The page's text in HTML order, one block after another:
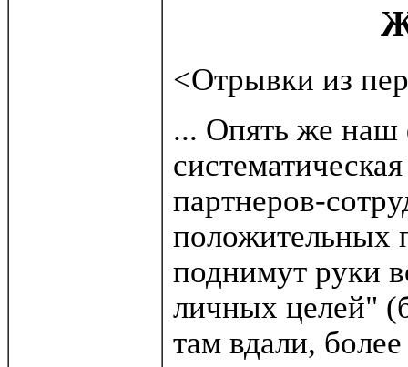
<Отрывки из
... Опять же наш
партнеров-
положительных
поднимут руки
личных целей"
там вдали,